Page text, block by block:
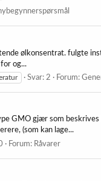
ølkonsentrat. fulgte
og...
Svar: 2 Forum:
GMO gjær som
(som kan lage...
Forum: Råvarer